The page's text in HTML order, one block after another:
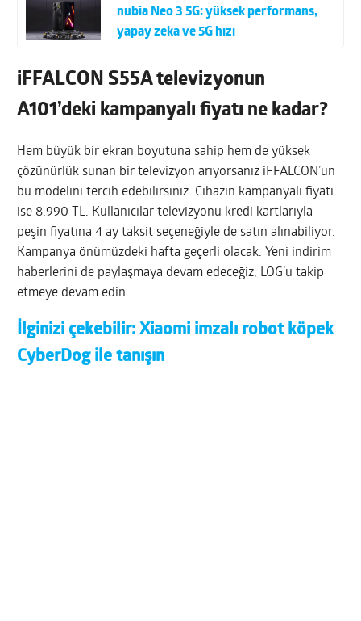
nubia Neo 3 5G: yüksek performans,
yapay zeka ve 5G hızı
iFFALCON S55A televizyonun
A101’deki kampanyalı fiyatı ne kadar?
Hem büyük bir ekran boyutuna sahip hem de yüksek
çözünürlük sunan bir televizyon arıyorsanız iFFALCON’un
bu modelini tercih edebilirsiniz. Cihazın kampanyalı fiyatı
ise 8.990 TL. Kullanıcılar televizyonu kredi kartlarıyla
peşin fiyatına 4 ay taksit seçeneğiyle de satın alınabiliyor.
Kampanya önümüzdeki hafta geçerli olacak. Yeni indirim
haberlerini de paylaşmaya devam edeceğiz, LOG’u takip
etmeye devam edin.
İlginizi çekebilir:Xiaomi imzalı robot köpek
CyberDog ile tanışın